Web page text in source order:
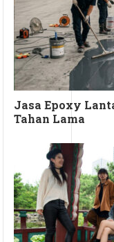
Jasa Epoxy
Tahan Lama